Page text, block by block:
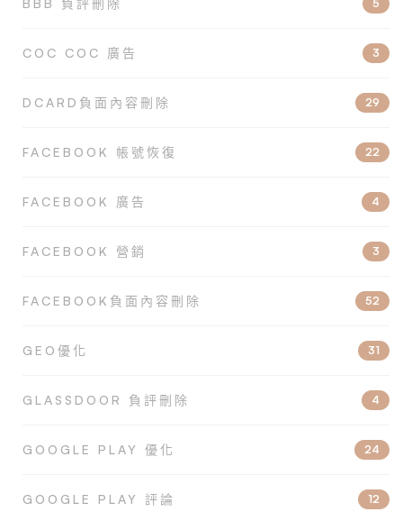
BBB 負評刪除 5
COC COC 廣告 3
DCARD負面內容刪除 29
FACEBOOK 帳號恢復 22
FACEBOOK 廣告 4
FACEBOOK 營銷 3
FACEBOOK負面內容刪除 52
GEO優化 31
GLASSDOOR 負評刪除 4
GOOGLE PLAY 優化 24
GOOGLE PLAY 評論 12